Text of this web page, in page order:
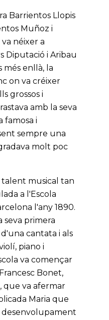
Barrientos Llopis
Muñoz i
néixer a
Diputació i Aribau
més enllà, la
on va créixer
grossos i
amb la seva
famosa i
sempre una
molt poc
musical tan
a l'Escola
l'any 1890.
seva primera
cantata i als
piano i
va començar
Bonet,
que va afermar
Maria que
desenvolupament